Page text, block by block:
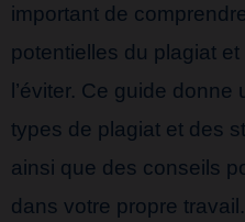
important de
potentielles du plagiat
l’éviter. Ce guide
types de plagiat et des
ainsi que des conseils
dans votre propre